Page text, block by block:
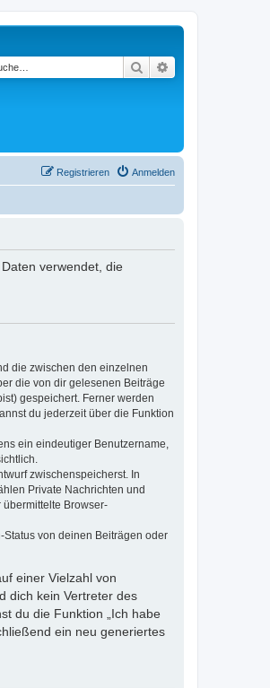
Suche
Anmelden
Registrieren
verwendet, die
die zwischen den einzelnen
die von dir gelesenen Beiträge
gespeichert. Ferner werden
du jederzeit über die Funktion
ein eindeutiger Benutzername,
zwischenspeicherst. In
Private Nachrichten und
Browser-
von deinen Beiträgen oder
einer Vielzahl von
dich kein Vertreter des
du die Funktion „Ich habe
ein neu generiertes